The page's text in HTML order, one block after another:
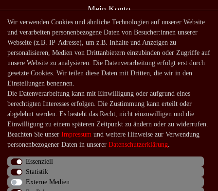
Mein Konto
Warenkorb
Zur Kasse
Mein Konto
Registrieren
Shop
Lagerverkauf
Zahlungsarten
Versandarten und -kosten
Wir verwenden Cookies und ähnliche Technologien auf unserer Website
und verarbeiten personenbezogene Daten von Besucher:innen unserer
Webseite (z.B. IP-Adresse), um z.B. Inhalte und Anzeigen zu
personalisieren, Medien von Drittanbietern einzubinden oder Zugriffe auf
unsere Website zu analysieren. Die Datenverarbeitung erfolgt erst durch
gesetzte Cookies. Wir teilen diese Daten mit Dritten, die wir in den
Einstellungen benennen.
Die Datenverarbeitung kann mit Einwilligung oder aufgrund eines
berechtigten Interesses erfolgen. Die Zustimmung kann erteilt oder
abgelehnt werden. Es besteht das Recht, nicht einzuwilligen und die
Einwilligung zu einem späteren Zeitpunkt zu ändern oder zu widerrufen.
Beachten Sie unser Impressum und weitere Hinweise zur Verwendung
personenbezogener Daten in unserer Daten­schutz­erklärung.
Essenziell
Statistik
Externe Medien